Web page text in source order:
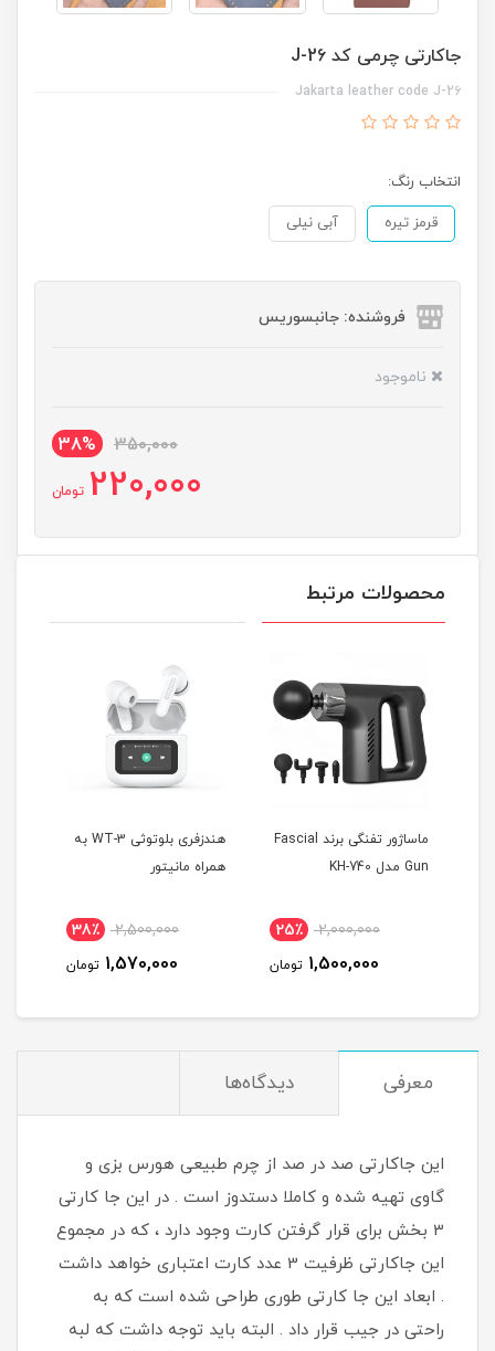
جاکارتی چرمی کد J-26
Jakarta leather code J-26
انتخاب رنگ:
قرمز تیره آبی نیلی
فروشنده: جانبسوریس
ناموجود
350,000
38%
220,000 تومان
محصولات مرتبط
ماساژور تفنگی برند Fascial
Gun مدل KH-740
2,000,000 25٪
1,500,000 تومان
هندزفری بلوتوثی WT-3 به
همراه مانیتور
2,500,000 38٪
1,570,000 تومان
معرفی دیدگاه‌ها
این جاکارتی صد در صد از چرم طبیعی هورس بزی و
گاوی تهیه شده و کاملا دستدوز است . در این جا کارتی
3 بخش برای قرار گرفتن کارت وجود دارد ، که در مجموع
این جاکارتی ظرفیت 3 عدد کارت اعتباری خواهد داشت
. ابعاد این جا کارتی طوری طراحی شده است که به
راحتی در جیب قرار داد . البته باید توجه داشت که لبه